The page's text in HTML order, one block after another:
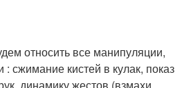
относить все манипуляции,
сжимание кистей в кулак, показ
динамику жестов (взмахи